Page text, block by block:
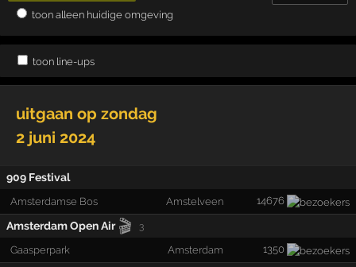
toon alleen huidige omgeving
toon line-ups
uitgaan op zondag
2 juni 2024
909 Festival
Amsterdamse Bos Amstelveen 14676
Amsterdam Open Air 🎬 3
Gaasperpark Amsterdam 1350